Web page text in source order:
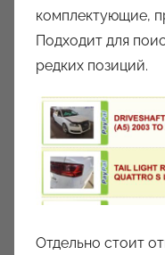
комплектующие,
Подходит для
редких позиций.
Отдельно стоит